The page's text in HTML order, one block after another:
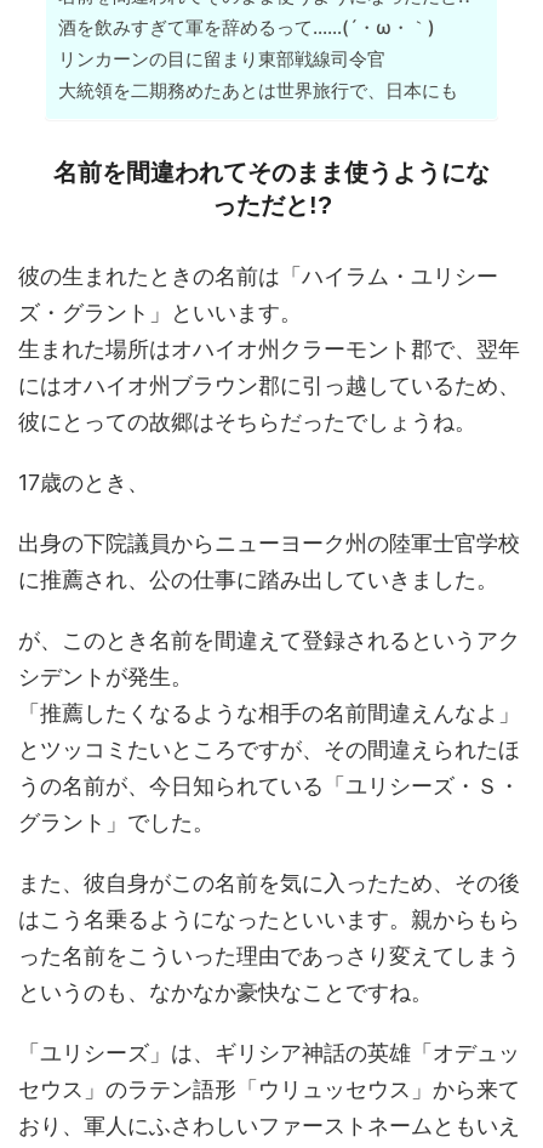
酒を飲みすぎて軍を辞めるって……(´・ω・｀)
リンカーンの目に留まり東部戦線司令官
大統領を二期務めたあとは世界旅行で、日本にも
名前を間違われてそのまま使うようにな
っただと!?
彼の生まれたときの名前は「ハイラム・ユリシー
ズ・グラント」といいます。
生まれた場所はオハイオ州クラーモント郡で、翌年
にはオハイオ州ブラウン郡に引っ越しているため、
彼にとっての故郷はそちらだったでしょうね。
17歳のとき、
出身の下院議員からニューヨーク州の陸軍士官学校
に推薦され、公の仕事に踏み出していきました。
が、このとき名前を間違えて登録されるというアク
シデントが発生。
「推薦したくなるような相手の名前間違えんなよ」
とツッコミたいところですが、その間違えられたほ
うの名前が、今日知られている「ユリシーズ・Ｓ・
グラント」でした。
また、彼自身がこの名前を気に入ったため、その後
はこう名乗るようになったといいます。親からもら
った名前をこういった理由であっさり変えてしまう
というのも、なかなか豪快なことですね。
「ユリシーズ」は、ギリシア神話の英雄「オデュッ
セウス」のラテン語形「ウリュッセウス」から来て
おり、軍人にふさわしいファーストネームともいえ